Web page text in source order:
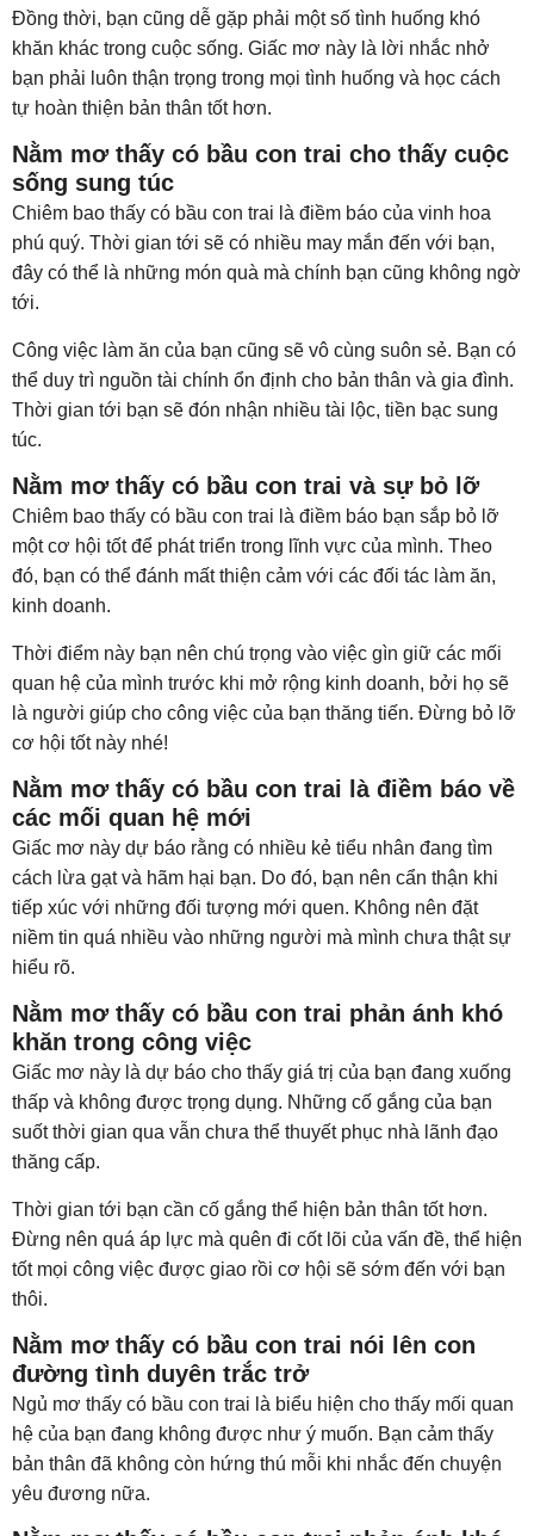
Đồng thời, bạn cũng dễ gặp phải một số tình huống khó
khăn khác trong cuộc sống. Giấc mơ này là lời nhắc nhở
bạn phải luôn thận trọng trong mọi tình huống và học cách
tự hoàn thiện bản thân tốt hơn.
Nằm mơ thấy có bầu con trai cho thấy cuộc
sống sung túc
Chiêm bao thấy có bầu con trai là điềm báo của vinh hoa
phú quý. Thời gian tới sẽ có nhiều may mắn đến với bạn,
đây có thể là những món quà mà chính bạn cũng không ngờ
tới.
Công việc làm ăn của bạn cũng sẽ vô cùng suôn sẻ. Bạn có
thể duy trì nguồn tài chính ổn định cho bản thân và gia đình.
Thời gian tới bạn sẽ đón nhận nhiều tài lộc, tiền bạc sung
túc.
Nằm mơ thấy có bầu con trai và sự bỏ lỡ
Chiêm bao thấy có bầu con trai là điềm báo bạn sắp bỏ lỡ
một cơ hội tốt để phát triển trong lĩnh vực của mình. Theo
đó, bạn có thể đánh mất thiện cảm với các đối tác làm ăn,
kinh doanh.
Thời điểm này bạn nên chú trọng vào việc gìn giữ các mối
quan hệ của mình trước khi mở rộng kinh doanh, bởi họ sẽ
là người giúp cho công việc của bạn thăng tiến. Đừng bỏ lỡ
cơ hội tốt này nhé!
Nằm mơ thấy có bầu con trai là điềm báo về
các mối quan hệ mới
Giấc mơ này dự báo rằng có nhiều kẻ tiểu nhân đang tìm
cách lừa gạt và hãm hại bạn. Do đó, bạn nên cẩn thận khi
tiếp xúc với những đối tượng mới quen. Không nên đặt
niềm tin quá nhiều vào những người mà mình chưa thật sự
hiểu rõ.
Nằm mơ thấy có bầu con trai phản ánh khó
khăn trong công việc
Giấc mơ này là dự báo cho thấy giá trị của bạn đang xuống
thấp và không được trọng dụng. Những cố gắng của bạn
suốt thời gian qua vẫn chưa thể thuyết phục nhà lãnh đạo
thăng cấp.
Thời gian tới bạn cần cố gắng thể hiện bản thân tốt hơn.
Đừng nên quá áp lực mà quên đi cốt lõi của vấn đề, thể hiện
tốt mọi công việc được giao rồi cơ hội sẽ sớm đến với bạn
thôi.
Nằm mơ thấy có bầu con trai nói lên con
đường tình duyên trắc trở
Ngủ mơ thấy có bầu con trai là biểu hiện cho thấy mối quan
hệ của bạn đang không được như ý muốn. Bạn cảm thấy
bản thân đã không còn hứng thú mỗi khi nhắc đến chuyện
yêu đương nữa.